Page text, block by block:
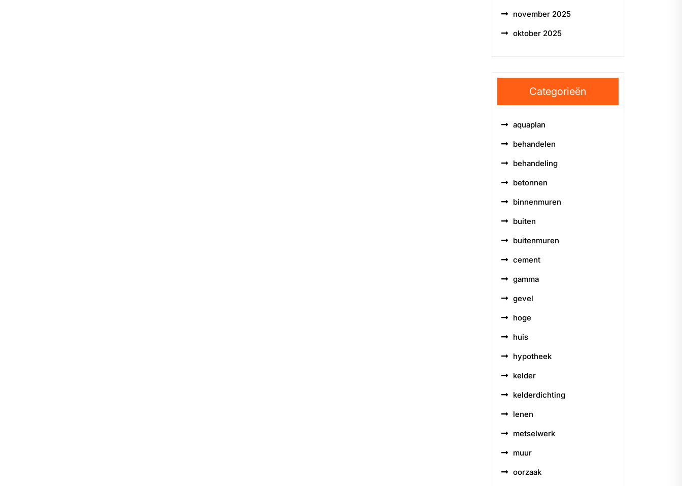
november 2025
oktober 2025
Categorieën
aquaplan
behandelen
behandeling
betonnen
binnenmuren
buiten
buitenmuren
cement
gamma
gevel
hoge
huis
hypotheek
kelder
kelderdichting
lenen
metselwerk
muur
oorzaak